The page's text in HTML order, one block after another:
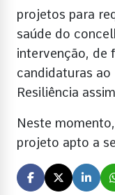
projetos para
saúde do
intervenção, de
candidaturas ao
Resiliência
Neste
projeto apto a